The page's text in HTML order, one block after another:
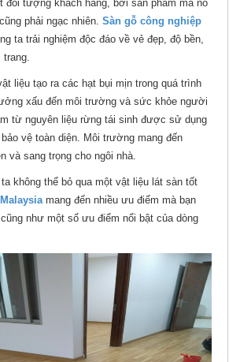
đối tượng khách hàng, bởi sản phẩm mà nó
phải ngạc nhiên. Sàn gỗ công nghiệp
ta trải nghiệm độc đáo về vẻ đẹp, độ bền,
liệu tạo ra các hạt bụi mịn trong quá trình
xấu đến môi trường và sức khỏe người
từ nguyên liệu rừng tái sinh được sử dụng
vệ toàn diện. Môi trường mang đến
và sang trọng cho ngôi nhà.
không thể bỏ qua một vật liệu lát sàn tốt
mang đến nhiều ưu điểm mà bạn
như một số ưu điểm nổi bật của dòng